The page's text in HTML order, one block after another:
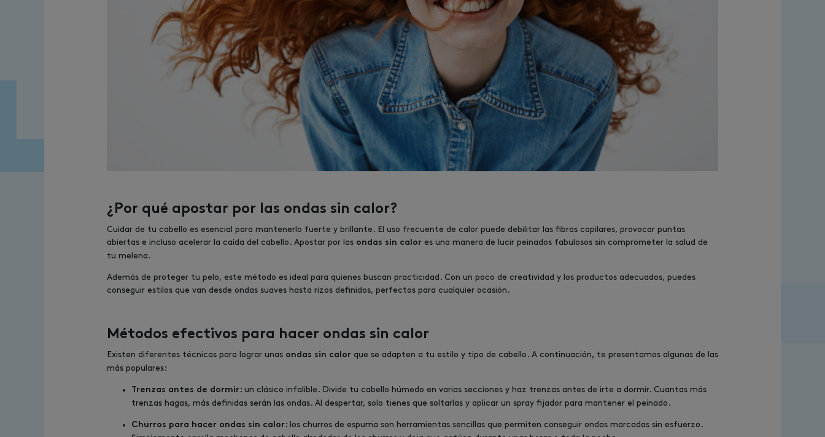
¿Por qué apostar por las ondas sin calor?
Cuidar de tu cabello es esencial para mantenerlo fuerte y brillante. El uso frecuente de calor puede debilitar las fibras capilares, provocar puntas
abiertas e incluso acelerar la caída del cabello. Apostar por las ondas sin calor es una manera de lucir peinados fabulosos sin comprometer la salud de
tu melena.
Además de proteger tu pelo, este método es ideal para quienes buscan practicidad. Con un poco de creatividad y los productos adecuados, puedes
conseguir estilos que van desde ondas suaves hasta rizos definidos, perfectos para cualquier ocasión.
Métodos efectivos para hacer ondas sin calor
Existen diferentes técnicas para lograr unas ondas sin calor que se adapten a tu estilo y tipo de cabello. A continuación, te presentamos algunas de las
más populares:
Trenzas antes de dormir: un clásico infalible. Divide tu cabello húmedo en varias secciones y haz trenzas antes de irte a dormir. Cuantas más
trenzas hagas, más definidas serán las ondas. Al despertar, solo tienes que soltarlas y aplicar un spray fijador para mantener el peinado.
Churros para hacer ondas sin calor:
los churros de espuma son herramientas sencillas que permiten conseguir ondas marcadas sin esfuerzo.